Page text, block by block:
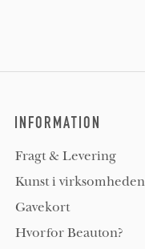
INFORMATION
Fragt & Levering
Kunst i virksomheden
Gavekort
Hvorfor Beauton?